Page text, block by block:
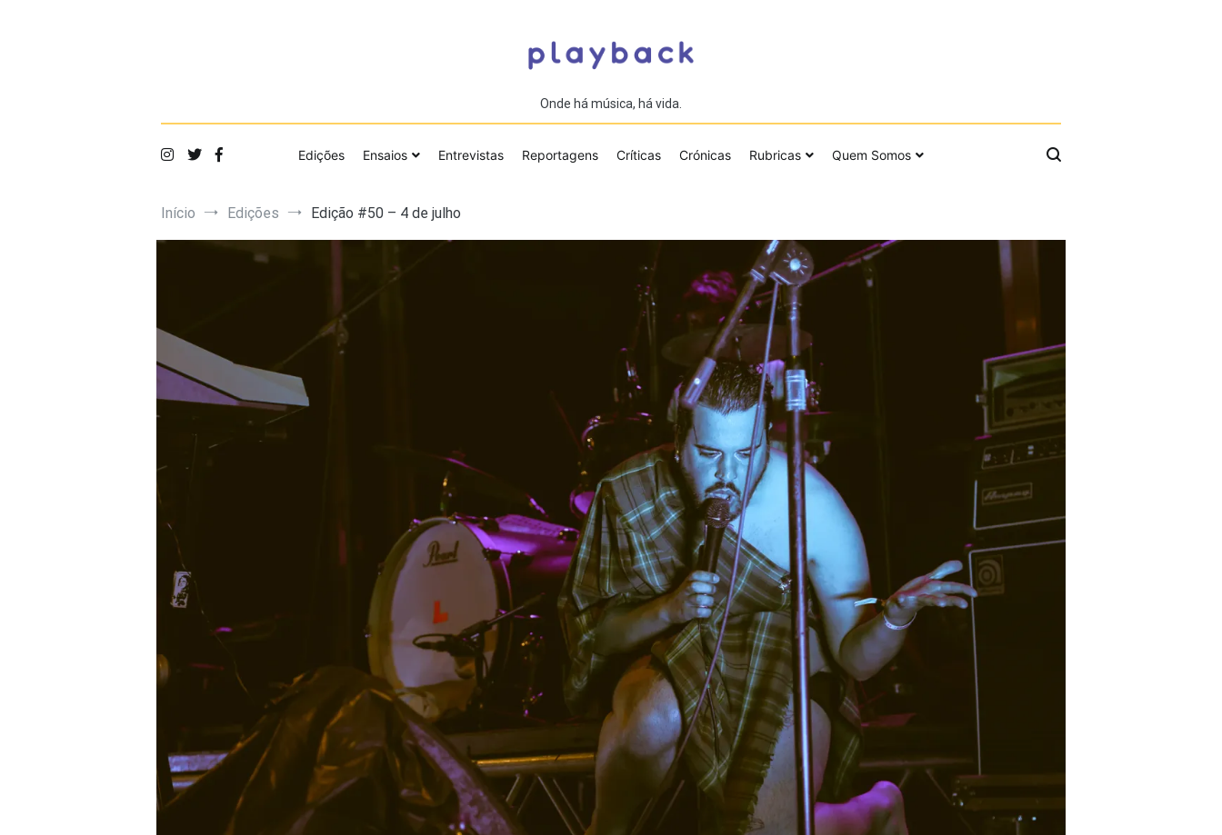
Onde há música, há vida.
Edições Ensaios Entrevistas Reportagens Críticas Crónicas Rubricas Quem Somos
Início Edições Edição #50 – 4 de julho